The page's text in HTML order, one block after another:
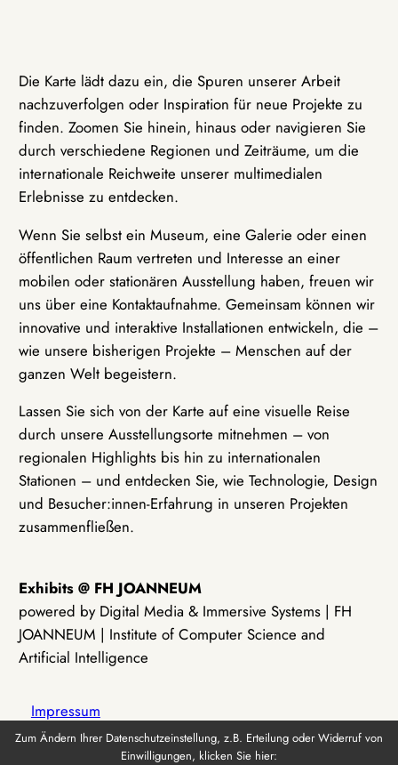
Die Karte lädt dazu ein, die Spuren unserer Arbeit
nachzuverfolgen oder Inspiration für neue Projekte zu
finden. Zoomen Sie hinein, hinaus oder navigieren Sie
durch verschiedene Regionen und Zeiträume, um die
internationale Reichweite unserer multimedialen
Erlebnisse zu entdecken.
Wenn Sie selbst ein Museum, eine Galerie oder einen
öffentlichen Raum vertreten und Interesse an einer
mobilen oder stationären Ausstellung haben, freuen wir
uns über eine Kontaktaufnahme. Gemeinsam können wir
innovative und interaktive Installationen entwickeln, die –
wie unsere bisherigen Projekte – Menschen auf der
ganzen Welt begeistern.
Lassen Sie sich von der Karte auf eine visuelle Reise
durch unsere Ausstellungsorte mitnehmen – von
regionalen Highlights bis hin zu internationalen
Stationen – und entdecken Sie, wie Technologie, Design
und Besucher:innen-Erfahrung in unseren Projekten
zusammenfließen.
Exhibits @ FH JOANNEUM
powered by Digital Media & Immersive Systems | FH
JOANNEUM | Institute of Computer Science and
Artificial Intelligence
Impressum
Zum Ändern Ihrer Datenschutzeinstellung, z.B. Erteilung oder Widerruf von
Einwilligungen, klicken Sie hier: